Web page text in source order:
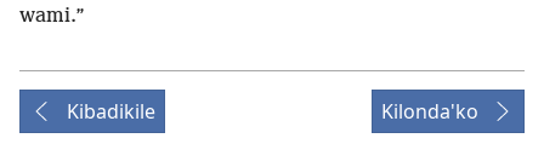
wami.”
Kibadikile Kilonda'ko